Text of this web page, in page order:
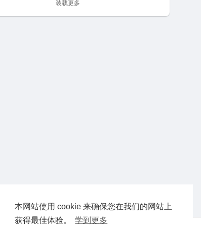
本网站使用 cookie 来确保您在我们的网站上
获得最佳体验。
学到更多
装载更多